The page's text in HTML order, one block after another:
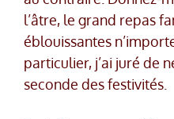
l’âtre, le grand repas
éblouissantes
particulier, j’ai juré de
seconde des festivités.